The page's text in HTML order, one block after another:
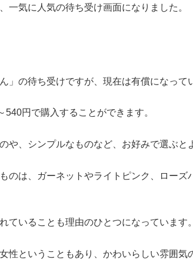
一気に人気の待ち受け画面になりました。
」の待ち受けですが、現在は有償になって
円で購入することができます。
や、シンプルなものなど、お好みで選ぶと
のは、ガーネットやライトピンク、ロー
ていることも理由のひとつになっています。
性ということもあり、かわいらしい雰囲気